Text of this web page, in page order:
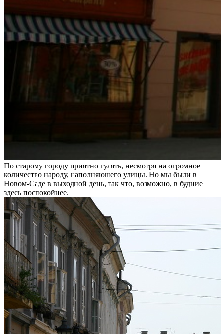
По старому городу приятно гулять, несмотря на огромное
количество народу, наполняющего улицы. Но мы были в
Новом-Саде в выходной день, так что, возможно, в будние
здесь поспокойнее.